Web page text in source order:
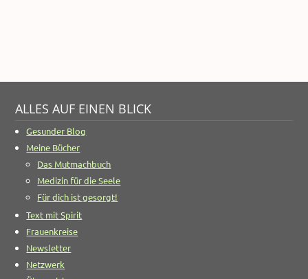
ALLES AUF EINEN BLICK
Gesunder Blog
Meine Bücher
Das Mutmachbuch
Medizin für die Seele
Für dich ist gesorgt!
Text mit Spirit
Frauenkreise
Newsletter
Netzwerk